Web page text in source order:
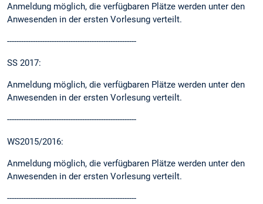
Anmeldung möglich, die verfügbaren Plätze werden unter den
Anwesenden in der ersten Vorlesung verteilt.
-------------------------------------------------------
SS 2017:
Anmeldung möglich, die verfügbaren Plätze werden unter den
Anwesenden in der ersten Vorlesung verteilt.
-------------------------------------------------------
WS2015/2016:
Anmeldung möglich, die verfügbaren Plätze werden unter den
Anwesenden in der ersten Vorlesung verteilt.
-------------------------------------------------------